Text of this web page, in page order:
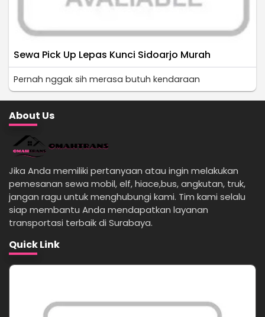
Sewa Pick Up Lepas Kunci Sidoarjo Murah
Pernah nggak sih merasa butuh kendaraan
About Us
Jika Anda memiliki pertanyaan atau ingin melakukan
pemesanan sewa mobil, elf, hiace,bus, angkutan, truk,
jangan ragu untuk menghubungi kami. Tim kami selalu
siap membantu Anda mendapatkan layanan
transportasi terbaik di Surabaya.
Quick Link